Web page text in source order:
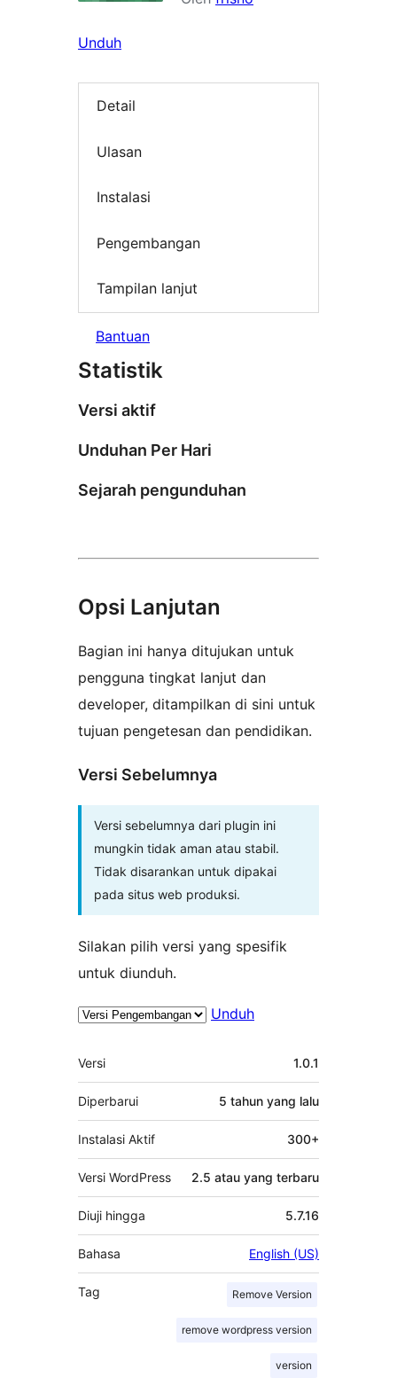
Unduh
Detail
Ulasan
Instalasi
Pengembangan
Tampilan lanjut
Bantuan
Statistik
Versi aktif
Unduhan Per Hari
Sejarah pengunduhan
Opsi Lanjutan
Bagian ini hanya ditujukan untuk
pengguna tingkat lanjut dan
developer, ditampilkan di sini untuk
tujuan pengetesan dan pendidikan.
Versi Sebelumnya
Versi sebelumnya dari plugin ini
mungkin tidak aman atau stabil.
Tidak disarankan untuk dipakai
pada situs web produksi.
Silakan pilih versi yang spesifik
untuk diunduh.
Unduh
Meta
Versi 1.0.1
Diperbarui 5 tahun yang lalu
Instalasi Aktif 300+
Versi WordPress 2.5 atau yang terbaru
Diuji hingga 5.7.16
Bahasa English (US)
Tag Remove Version
remove wordpress version
version